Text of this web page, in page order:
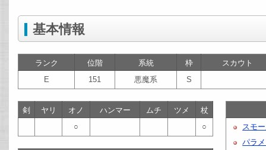
基本情報
ランク 位階 系統 枠
スカウト
E
151 悪魔系 S
剣 ヤリ オノ ハンマー ムチ ツメ
杖
○
○
スモ
パラ